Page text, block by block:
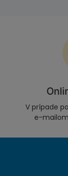
V prípade
e-